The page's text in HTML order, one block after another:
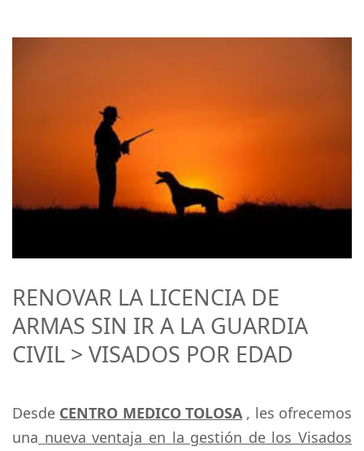
RENOVAR LA LICENCIA DE
ARMAS SIN IR A LA GUARDIA
CIVIL > VISADOS POR EDAD
Desde CENTRO MEDICO TOLOSA, les ofrecemos
una nueva ventaja en la gestión de los Visados